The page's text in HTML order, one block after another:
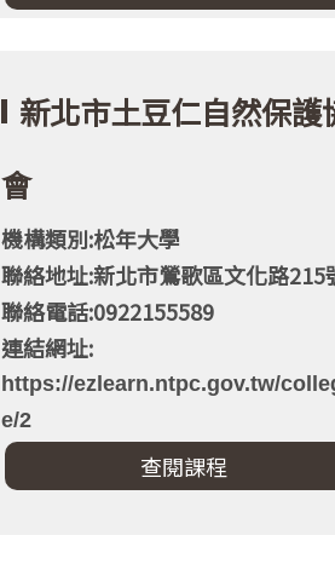
新北市土豆仁自然保護
會
機構類別:松年大學
聯絡地址:新北市鶯歌區文化路215
聯絡電話:0922155589
連結網址:
https://ezlearn.ntpc.gov.tw/
e/2